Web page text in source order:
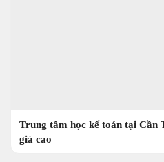
Trung tâm học kế toán tại Cần
giá cao